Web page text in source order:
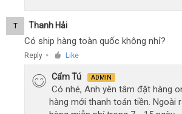
T Thanh Hải
Có ship hàng toàn quốc không nhỉ?
Reply ● Like
Cẩm Tú ADMIN
Có nhé, Anh yên tâm đặt hàng
hàng mới thanh toán tiền. Ngoài